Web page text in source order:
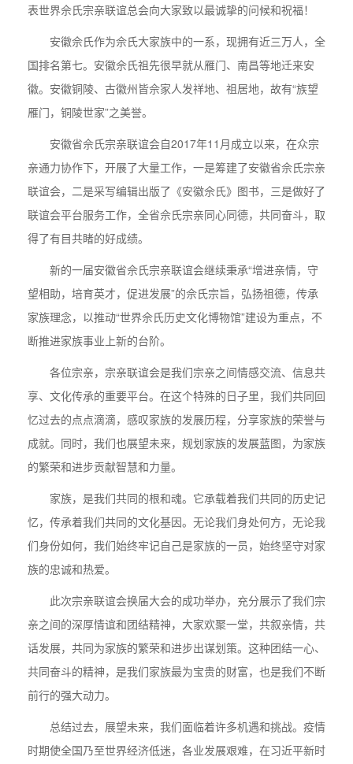
表世界佘氏宗亲联谊总会向大家致以最诚挚的问候和祝福！
安徽佘氏作为佘氏大家族中的一系，现拥有近三万人，全
国排名第七。安徽佘氏祖先很早就从雁门、南昌等地迁来安
徽。安徽铜陵、古徽州皆佘家人发祥地、祖居地，故有“族望
雁门，铜陵世家”之美誉。
安徽省佘氏宗亲联谊会自2017年11月成立以来，在众宗
亲通力协作下，开展了大量工作，一是筹建了安徽省佘氏宗亲
联谊会，二是采写编辑出版了《安徽佘氏》图书，三是做好了
联谊会平台服务工作，全省佘氏宗亲同心同德，共同奋斗，取
得了有目共睹的好成绩。
新的一届安徽省佘氏宗亲联谊会继续秉承“增进亲情，守
望相助，培育英才，促进发展”的佘氏宗旨，弘扬祖德，传承
家族理念，以推动“世界佘氏历史文化博物馆”建设为重点，不
断推进家族事业上新的台阶。
各位宗亲，宗亲联谊会是我们宗亲之间情感交流、信息共
享、文化传承的重要平台。在这个特殊的日子里，我们共同回
忆过去的点点滴滴，感叹家族的发展历程，分享家族的荣誉与
成就。同时，我们也展望未来，规划家族的发展蓝图，为家族
的繁荣和进步贡献智慧和力量。
家族，是我们共同的根和魂。它承载着我们共同的历史记
忆，传承着我们共同的文化基因。无论我们身处何方，无论我
们身份如何，我们始终牢记自己是家族的一员，始终坚守对家
族的忠诚和热爱。
此次宗亲联谊会换届大会的成功举办，充分展示了我们宗
亲之间的深厚情谊和团结精神，大家欢聚一堂，共叙亲情，共
话发展，共同为家族的繁荣和进步出谋划策。这种团结一心、
共同奋斗的精神，是我们家族最为宝贵的财富，也是我们不断
前行的强大动力。
总结过去，展望未来，我们面临着许多机遇和挑战。疫情
时期使全国乃至世界经济低迷，各业发展艰难，在习近平新时